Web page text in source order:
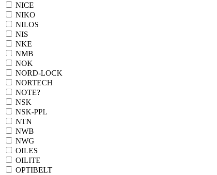
NICE
NIKO
NILOS
NIS
NKE
NMB
NOK
NORD-LOCK
NORTECH
NOTE?
NSK
NSK-PPL
NTN
NWB
NWG
OILES
OILITE
OPTIBELT